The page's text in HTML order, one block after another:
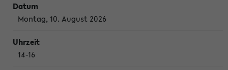
Montag, 10. August 2026
14-16